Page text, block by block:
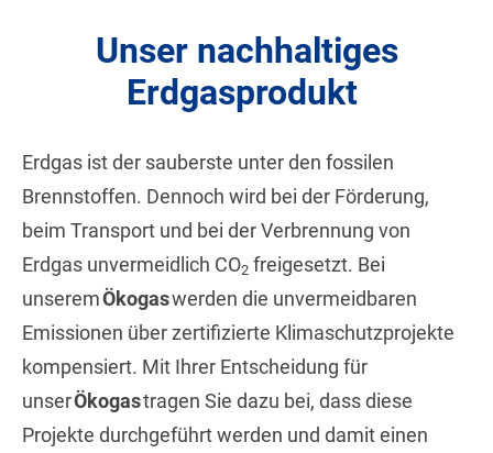
Unser nachhaltiges
Erdgasprodukt
Erdgas ist der sauberste unter den fossilen
Brennstoffen. Dennoch wird bei der Förderung,
beim Transport und bei der Verbrennung von
Erdgas unvermeidlich CO2 freigesetzt. Bei
unseremÖkogaswerden die unvermeidbaren
Emissionen über zertifizierte Klimaschutzprojekte
kompensiert. Mit Ihrer Entscheidung für
unserÖkogastragen Sie dazu bei, dass diese
Projekte durchgeführt werden und damit einen